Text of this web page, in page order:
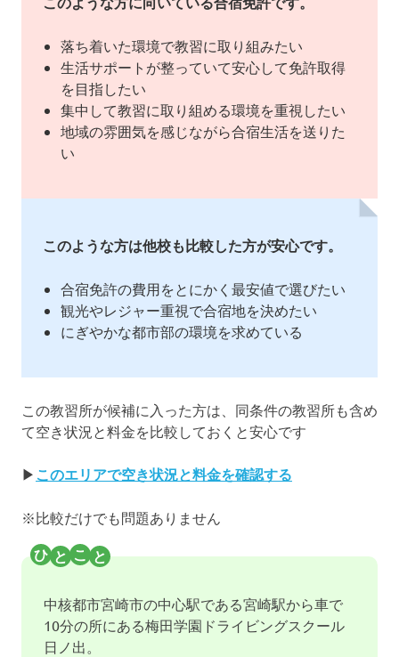
落ち着いた環境で教習に取り組みたい
生活サポートが整っていて安心して免許取得
を目指したい
集中して教習に取り組める環境を重視したい
地域の雰囲気を感じながら合宿生活を送りた
い
このような方は他校も比較した方が安心です。
合宿免許の費用をとにかく最安値で選びたい
観光やレジャー重視で合宿地を決めたい
にぎやかな都市部の環境を求めている
この教習所が候補に入った方は、同条件の教習所も含め
て空き状況と料金を比較しておくと安心です
▶ このエリアで空き状況と料金を確認する
※比較だけでも問題ありません
中核都市宮崎市の中心駅である宮崎駅から車で
10分の所にある梅田学園ドライビングスクール
日ノ出。